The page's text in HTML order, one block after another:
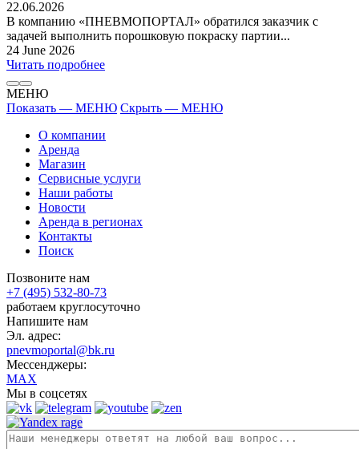
22.06.2026
В компанию «ПНЕВМОПОРТАЛ» обратился заказчик с
задачей выполнить порошковую покраску партии...
24 June 2026
Читать подробнее
МЕНЮ
Показать — МЕНЮ Скрыть — МЕНЮ
О компании
Аренда
Магазин
Сервисные услуги
Наши работы
Новости
Аренда в регионах
Контакты
Поиск
Позвоните нам
+7 (495) 532-80-73
работаем круглосуточно
Напишите нам
Эл. адрес:
pnevmoportal@bk.ru
Мессенджеры:
MAX
Мы в соцсетях